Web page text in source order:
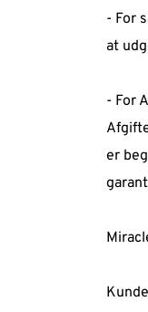
- For
at
- For
er